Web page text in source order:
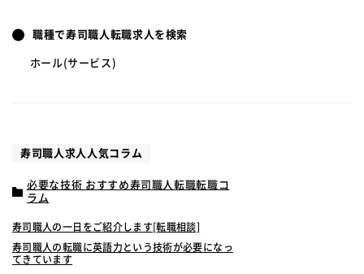
職種で寿司職人転職求人を検索
ホール(サービス)
寿司職人求人人気コラム
必要な技術 おすすめ寿司職人転職転職コ
ラム
寿司職人の一日をご紹介します[転職相談]
寿司職人の転職に英語力という技術が必要になっ
てきています